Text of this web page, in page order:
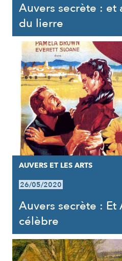
Auvers secrète : et
du lierre
AUVERS ET LES ARTS
26/05/2020
Auvers secrète :
célèbre